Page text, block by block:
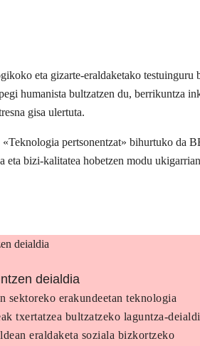
eta gizarte-eraldaketako
humanista bultzatzen du, berrikuntza
gisa ulertuta.
pertsonentzat» bihurtuko da
eta bizi-kalitatea hobetzen modu
deialdia
sektoreko erakundeetan teknologia
txertatzea bultzatzeko laguntza-
eraldaketa soziala bizkortzeko